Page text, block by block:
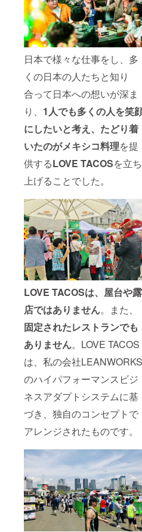
日本で様々な仕事をし、多
くの日本の人たちと知り
合って日本への想いが深ま
り、 1人でも多くの人を笑
にしたいと考え、たどり着
いたのがメキシコ料理を提
供するLOVE TACOSを立ち
上げることでした。
LOVE TACOSは、屋台や露
店ではありません。また、
固定されたレストランでも
ありません。LOVE TACOS
は、私の会社LEANWORKS
のハイパフォーマンスビジ
ネスアダプトシステムに基
づき、独自のコンセプトで
アレンジされたものです。